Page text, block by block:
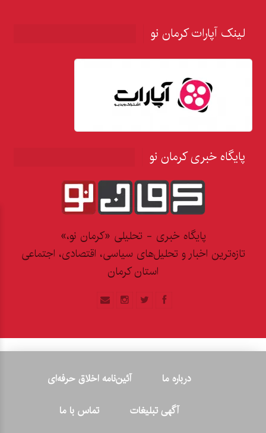
لینک آپارات کرمان نو
پایگاه خبری کرمان نو
پایگاه خبری - تحلیلی «کرمان نو،»
تازه‌ترین اخبار و تحلیل‌های سیاسی، اقتصادی، اجتماعی
استان کرمان
درباره ما
آئین‌نامه اخلاق حرفه‌ای
آگهی تبلیغات
تماس با ما